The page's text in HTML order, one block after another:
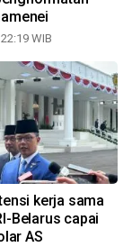
WIB
kerja sama
Belarus capai
AS